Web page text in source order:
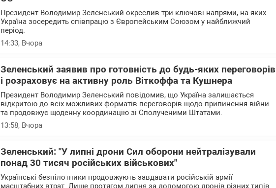
Президент Володимир Зеленський окреслив три ключові напрями, на яких
Україна зосередить співпрацю з Європейським Союзом у найближчий
період.
14:33, Вчора
Зеленський заявив про готовність до будь-яких переговорів
і розраховує на активну роль Віткоффа та Кушнера
Президент Володимир Зеленський повідомив, що Україна залишається
відкритою до всіх можливих форматів переговорів щодо припинення війни
та продовжує щоденну координацію зі Сполученими Штатами.
13:58, Вчора
Зеленський: "У липні дрони Сил оборони нейтралізували
понад 30 тисяч російських військових"
Українські безпілотники продовжують завдавати російській армії
масштабних втрат. Лише протягом липня за допомогою дронів різних типів